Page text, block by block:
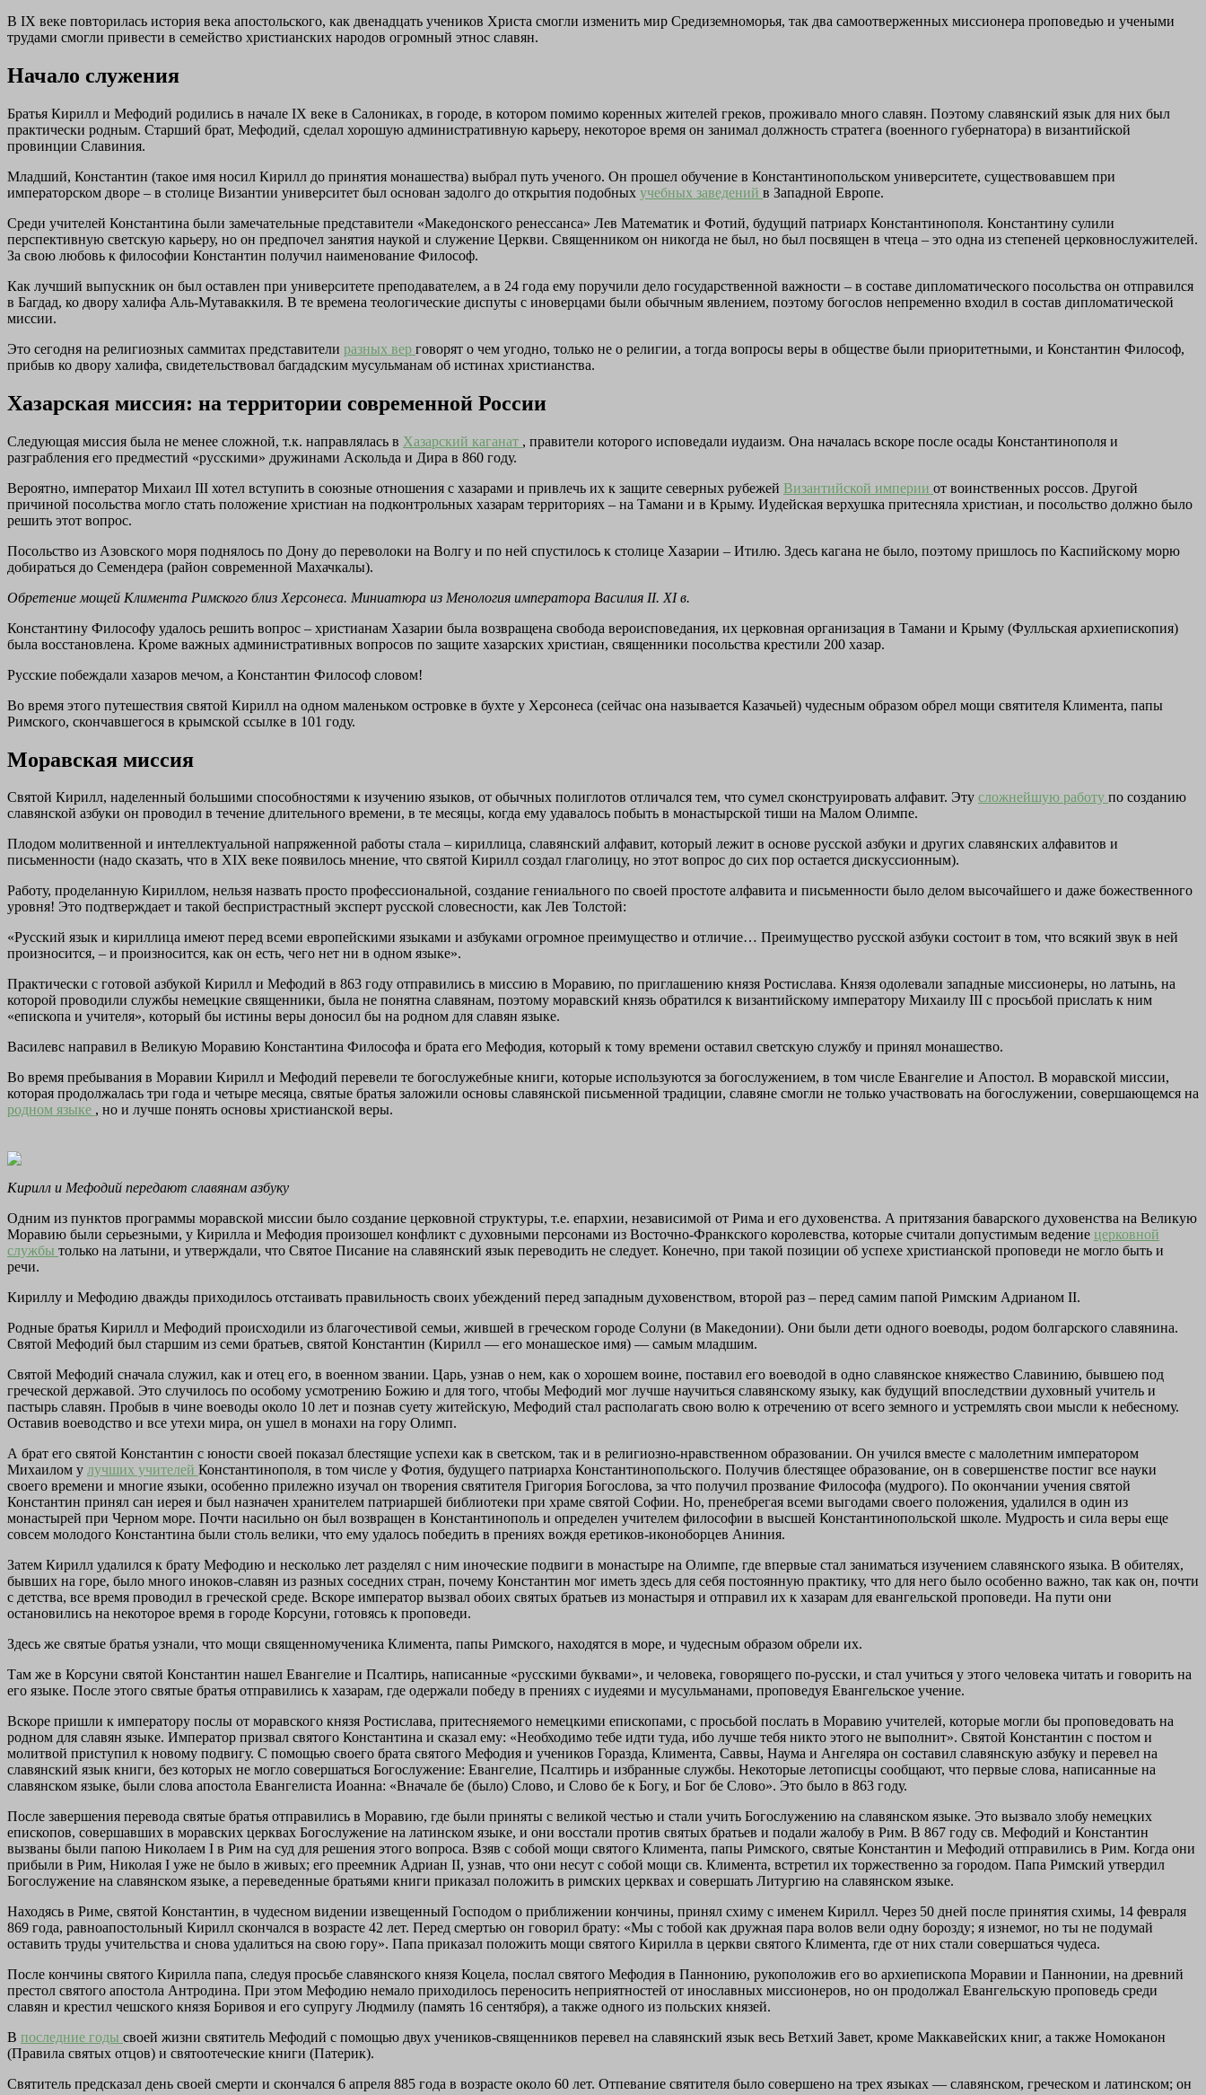
В IX веке повторилась история века апостольского, как двенадцать учеников Христа смогли изменить мир Средиземноморья, так два самоотверженных миссионера проповедью и учеными
трудами смогли привести в семейство христианских народов огромный этнос славян.
Начало служения
Братья Кирилл и Мефодий родились в начале IX веке в Салониках, в городе, в котором помимо коренных жителей греков, проживало много славян. Поэтому славянский язык для них был
практически родным. Старший брат, Мефодий, сделал хорошую административную карьеру, некоторое время он занимал должность стратега (военного губернатора) в византийской
провинции Славиния.
Младший, Константин (такое имя носил Кирилл до принятия монашества) выбрал путь ученого. Он прошел обучение в Константинопольском университете, существовавшем при
императорском дворе – в столице Византии университет был основан задолго до открытия подобных учебных заведений в Западной Европе.
Среди учителей Константина были замечательные представители «Македонского ренессанса» Лев Математик и Фотий, будущий патриарх Константинополя. Константину сулили
перспективную светскую карьеру, но он предпочел занятия наукой и служение Церкви. Священником он никогда не был, но был посвящен в чтеца – это одна из степеней церковнослужителей.
За свою любовь к философии Константин получил наименование Философ.
Как лучший выпускник он был оставлен при университете преподавателем, а в 24 года ему поручили дело государственной важности – в составе дипломатического посольства он отправился
в Багдад, ко двору халифа Аль-Мутаваккиля. В те времена теологические диспуты с иноверцами были обычным явлением, поэтому богослов непременно входил в состав дипломатической
миссии.
Это сегодня на религиозных саммитах представители разных вер говорят о чем угодно, только не о религии, а тогда вопросы веры в обществе были приоритетными, и Константин Философ,
прибыв ко двору халифа, свидетельствовал багдадским мусульманам об истинах христианства.
Хазарская миссия: на территории современной России
Следующая миссия была не менее сложной, т.к. направлялась в Хазарский каганат , правители которого исповедали иудаизм. Она началась вскоре после осады Константинополя и
разграбления его предместий «русскими» дружинами Аскольда и Дира в 860 году.
Вероятно, император Михаил III хотел вступить в союзные отношения с хазарами и привлечь их к защите северных рубежей Византийской империи от воинственных россов. Другой
причиной посольства могло стать положение христиан на подконтрольных хазарам территориях – на Тамани и в Крыму. Иудейская верхушка притесняла христиан, и посольство должно было
решить этот вопрос.
Посольство из Азовского моря поднялось по Дону до переволоки на Волгу и по ней спустилось к столице Хазарии – Итилю. Здесь кагана не было, поэтому пришлось по Каспийскому морю
добираться до Семендера (район современной Махачкалы).
Обретение мощей Климента Римского близ Херсонеса. Миниатюра из Менология императора Василия II. XI в.
Константину Философу удалось решить вопрос – христианам Хазарии была возвращена свобода вероисповедания, их церковная организация в Тамани и Крыму (Фулльская архиепископия)
была восстановлена. Кроме важных административных вопросов по защите хазарских христиан, священники посольства крестили 200 хазар.
Русские побеждали хазаров мечом, а Константин Философ словом!
Во время этого путешествия святой Кирилл на одном маленьком островке в бухте у Херсонеса (сейчас она называется Казачьей) чудесным образом обрел мощи святителя Климента, папы
Римского, скончавшегося в крымской ссылке в 101 году.
Моравская миссия
Святой Кирилл, наделенный большими способностями к изучению языков, от обычных полиглотов отличался тем, что сумел сконструировать алфавит. Эту сложнейшую работу по созданию
славянской азбуки он проводил в течение длительного времени, в те месяцы, когда ему удавалось побыть в монастырской тиши на Малом Олимпе.
Плодом молитвенной и интеллектуальной напряженной работы стала – кириллица, славянский алфавит, который лежит в основе русской азбуки и других славянских алфавитов и
письменности (надо сказать, что в XIX веке появилось мнение, что святой Кирилл создал глаголицу, но этот вопрос до сих пор остается дискуссионным).
Работу, проделанную Кириллом, нельзя назвать просто профессиональной, создание гениального по своей простоте алфавита и письменности было делом высочайшего и даже божественного
уровня! Это подтверждает и такой беспристрастный эксперт русской словесности, как Лев Толстой:
«Русский язык и кириллица имеют перед всеми европейскими языками и азбуками огромное преимущество и отличие… Преимущество русской азбуки состоит в том, что всякий звук в ней
произносится, – и произносится, как он есть, чего нет ни в одном языке».
Практически с готовой азбукой Кирилл и Мефодий в 863 году отправились в миссию в Моравию, по приглашению князя Ростислава. Князя одолевали западные миссионеры, но латынь, на
которой проводили службы немецкие священники, была не понятна славянам, поэтому моравский князь обратился к византийскому императору Михаилу III с просьбой прислать к ним
«епископа и учителя», который бы истины веры доносил бы на родном для славян языке.
Василевс направил в Великую Моравию Константина Философа и брата его Мефодия, который к тому времени оставил светскую службу и принял монашество.
Во время пребывания в Моравии Кирилл и Мефодий перевели те богослужебные книги, которые используются за богослужением, в том числе Евангелие и Апостол. В моравской миссии,
которая продолжалась три года и четыре месяца, святые братья заложили основы славянской письменной традиции, славяне смогли не только участвовать на богослужении, совершающемся на
родном языке , но и лучше понять основы христианской веры.
Кирилл и Мефодий передают славянам азбуку
Одним из пунктов программы моравской миссии было создание церковной структуры, т.е. епархии, независимой от Рима и его духовенства. А притязания баварского духовенства на Великую
Моравию были серьезными, у Кирилла и Мефодия произошел конфликт с духовными персонами из Восточно-Франкского королевства, которые считали допустимым ведение церковной
службы только на латыни, и утверждали, что Святое Писание на славянский язык переводить не следует. Конечно, при такой позиции об успехе христианской проповеди не могло быть и
речи.
Кириллу и Мефодию дважды приходилось отстаивать правильность своих убеждений перед западным духовенством, второй раз – перед самим папой Римским Адрианом II.
Родные братья Кирилл и Мефодий происходили из благочестивой семьи, жившей в греческом городе Солуни (в Македонии). Они были дети одного воеводы, родом болгарского славянина.
Святой Мефодий был старшим из семи братьев, святой Константин (Кирилл — его монашеское имя) — самым младшим.
Святой Мефодий сначала служил, как и отец его, в военном звании. Царь, узнав о нем, как о хорошем воине, поставил его воеводой в одно славянское княжество Славинию, бывшею под
греческой державой. Это случилось по особому усмотрению Божию и для того, чтобы Мефодий мог лучше научиться славянскому языку, как будущий впоследствии духовный учитель и
пастырь славян. Пробыв в чине воеводы около 10 лет и познав суету житейскую, Мефодий стал располагать свою волю к отречению от всего земного и устремлять свои мысли к небесному.
Оставив воеводство и все утехи мира, он ушел в монахи на гору Олимп.
А брат его святой Константин с юности своей показал блестящие успехи как в светском, так и в религиозно-нравственном образовании. Он учился вместе с малолетним императором
Михаилом у лучших учителей Константинополя, в том числе у Фотия, будущего патриарха Константинопольского. Получив блестящее образование, он в совершенстве постиг все науки
своего времени и многие языки, особенно прилежно изучал он творения святителя Григория Богослова, за что получил прозвание Философа (мудрого). По окончании учения святой
Константин принял сан иерея и был назначен хранителем патриаршей библиотеки при храме святой Софии. Но, пренебрегая всеми выгодами своего положения, удалился в один из
монастырей при Черном море. Почти насильно он был возвращен в Константинополь и определен учителем философии в высшей Константинопольской школе. Мудрость и сила веры еще
совсем молодого Константина были столь велики, что ему удалось победить в прениях вождя еретиков-иконоборцев Аниния.
Затем Кирилл удалился к брату Мефодию и несколько лет разделял с ним иноческие подвиги в монастыре на Олимпе, где впервые стал заниматься изучением славянского языка. В обителях,
бывших на горе, было много иноков-славян из разных соседних стран, почему Константин мог иметь здесь для себя постоянную практику, что для него было особенно важно, так как он, почти
с детства, все время проводил в греческой среде. Вскоре император вызвал обоих святых братьев из монастыря и отправил их к хазарам для евангельской проповеди. На пути они
остановились на некоторое время в городе Корсуни, готовясь к проповеди.
Здесь же святые братья узнали, что мощи священномученика Климента, папы Римского, находятся в море, и чудесным образом обрели их.
Там же в Корсуни святой Константин нашел Евангелие и Псалтирь, написанные «русскими буквами», и человека, говорящего по-русски, и стал учиться у этого человека читать и говорить на
его языке. После этого святые братья отправились к хазарам, где одержали победу в прениях с иудеями и мусульманами, проповедуя Евангельское учение.
Вскоре пришли к императору послы от моравского князя Ростислава, притесняемого немецкими епископами, с просьбой послать в Моравию учителей, которые могли бы проповедовать на
родном для славян языке. Император призвал святого Константина и сказал ему: «Необходимо тебе идти туда, ибо лучше тебя никто этого не выполнит». Святой Константин с постом и
молитвой приступил к новому подвигу. С помощью своего брата святого Мефодия и учеников Горазда, Климента, Саввы, Наума и Ангеляра он составил славянскую азбуку и перевел на
славянский язык книги, без которых не могло совершаться Богослужение: Евангелие, Псалтирь и избранные службы. Некоторые летописцы сообщают, что первые слова, написанные на
славянском языке, были слова апостола Евангелиста Иоанна: «Вначале бе (было) Слово, и Слово бе к Богу, и Бог бе Слово». Это было в 863 году.
После завершения перевода святые братья отправились в Моравию, где были приняты с великой честью и стали учить Богослужению на славянском языке. Это вызвало злобу немецких
епископов, совершавших в моравских церквах Богослужение на латинском языке, и они восстали против святых братьев и подали жалобу в Рим. В 867 году св. Мефодий и Константин
вызваны были папою Николаем I в Рим на суд для решения этого вопроса. Взяв с собой мощи святого Климента, папы Римского, святые Константин и Мефодий отправились в Рим. Когда они
прибыли в Рим, Николая I уже не было в живых; его преемник Адриан II, узнав, что они несут с собой мощи св. Климента, встретил их торжественно за городом. Папа Римский утвердил
Богослужение на славянском языке, а переведенные братьями книги приказал положить в римских церквах и совершать Литургию на славянском языке.
Находясь в Риме, святой Константин, в чудесном видении извещенный Господом о приближении кончины, принял схиму с именем Кирилл. Через 50 дней после принятия схимы, 14 февраля
869 года, равноапостольный Кирилл скончался в возрасте 42 лет. Перед смертью он говорил брату: «Мы с тобой как дружная пара волов вели одну борозду; я изнемог, но ты не подумай
оставить труды учительства и снова удалиться на свою гору». Папа приказал положить мощи святого Кирилла в церкви святого Климента, где от них стали совершаться чудеса.
После кончины святого Кирилла папа, следуя просьбе славянского князя Коцела, послал святого Мефодия в Паннонию, рукоположив его во архиепископа Моравии и Паннонии, на древний
престол святого апостола Антродина. При этом Мефодию немало приходилось переносить неприятностей от инославных миссионеров, но он продолжал Евангельскую проповедь среди
славян и крестил чешского князя Боривоя и его супругу Людмилу (память 16 сентября), а также одного из польских князей.
В последние годы своей жизни святитель Мефодий с помощью двух учеников-священников перевел на славянский язык весь Ветхий Завет, кроме Маккавейских книг, а также Номоканон
(Правила святых отцов) и святоотеческие книги (Патерик).
Святитель предсказал день своей смерти и скончался 6 апреля 885 года в возрасте около 60 лет. Отпевание святителя было совершено на трех языках — славянском, греческом и латинском; он